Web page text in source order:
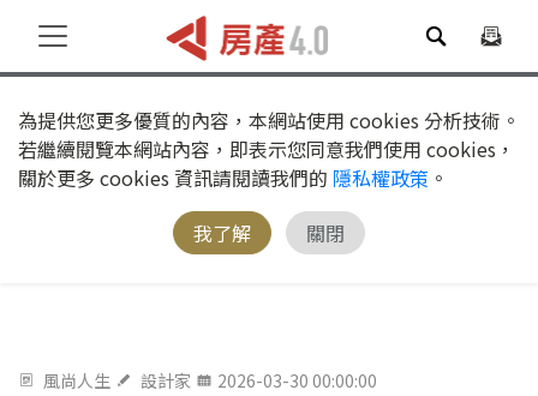
為提供您更多優質的內容，本網站使用 cookies 分析技術。
若繼續閱覽本網站內容，即表示您同意我們使用 cookies，
關於更多 cookies 資訊請閱讀我們的 隱私權政策 。
我了解
關閉
風尚人生 設計家 2026-03-30 00:00:00